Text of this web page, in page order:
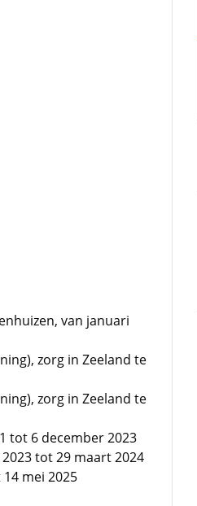
van januari
zorg in Zeeland te
zorg in Zeeland te
tot 6 december 2023
tot 29 maart 2024
mei 2025